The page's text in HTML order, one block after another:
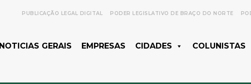
PUBLICAÇÃO LEGAL DIGITAL PODER LEGISLATIVO DE BRAÇO DO NORTE
NOTICIAS GERAIS EMPRESAS CIDADES COLUNISTAS